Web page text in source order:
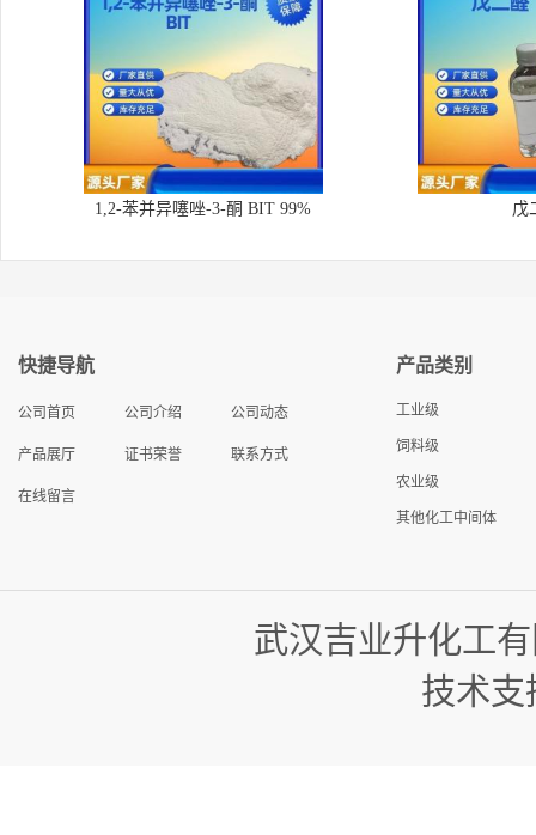
1,2-苯并异噻唑-3-酮 BIT 99% 戊
快捷导航
公司首页 公司介绍 公司动态
产品展厅 证书荣誉 联系方式
在线留言
产品类别
工业级
饲料级
农业级
其他化工中间体
武汉吉业升化工
技术